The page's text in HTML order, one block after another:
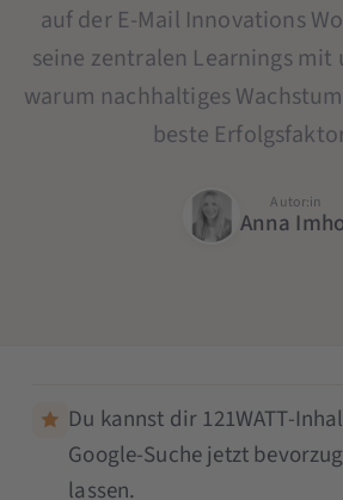
auf der E-Mail Innovations
seine zentralen Learnings mit
warum nachhaltiges
beste
Autor:in
Anna
Du kannst dir 121WATT-
Google-Suche jetzt
lassen.